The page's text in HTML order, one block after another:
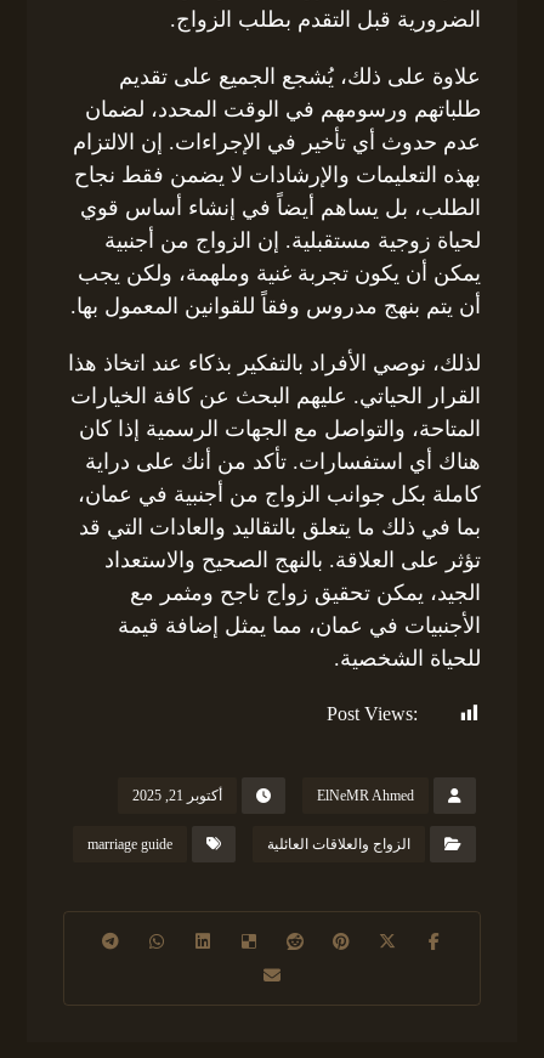
الضرورية قبل التقدم بطلب الزواج.
علاوة على ذلك، يُشجع الجميع على تقديم
طلباتهم ورسومهم في الوقت المحدد، لضمان
عدم حدوث أي تأخير في الإجراءات. إن الالتزام
بهذه التعليمات والإرشادات لا يضمن فقط نجاح
الطلب، بل يساهم أيضاً في إنشاء أساس قوي
لحياة زوجية مستقبلية. إن الزواج من أجنبية
يمكن أن يكون تجربة غنية وملهمة، ولكن يجب
أن يتم بنهج مدروس وفقاً للقوانين المعمول بها.
لذلك، نوصي الأفراد بالتفكير بذكاء عند اتخاذ هذا
القرار الحياتي. عليهم البحث عن كافة الخيارات
المتاحة، والتواصل مع الجهات الرسمية إذا كان
هناك أي استفسارات. تأكد من أنك على دراية
كاملة بكل جوانب الزواج من أجنبية في عمان،
بما في ذلك ما يتعلق بالتقاليد والعادات التي قد
تؤثر على العلاقة. بالنهج الصحيح والاستعداد
الجيد، يمكن تحقيق زواج ناجح ومثمر مع
الأجنبيات في عمان، مما يمثل إضافة قيمة
للحياة الشخصية.
Post Views:
ElNeMR Ahmed أكتوبر 21, 2025
الزواج والعلاقات العائلية marriage guide